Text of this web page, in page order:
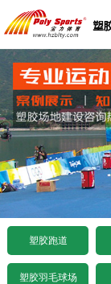
塑胶跑道
塑胶羽毛球场